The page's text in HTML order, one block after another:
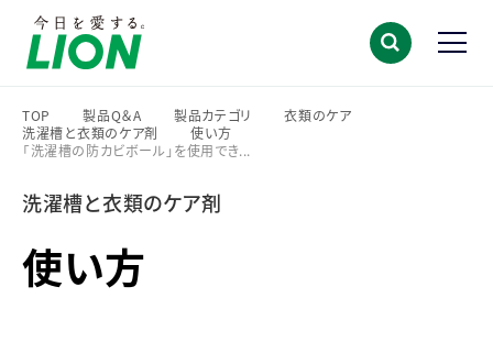
TOP
>
製品Q＆A
>
製品カテゴリ
衣類のケア
洗濯槽と衣類のケア剤
>
使い方
>
「洗濯槽の防カビボール」を使用でき...
洗濯槽と衣類のケア剤
使い方